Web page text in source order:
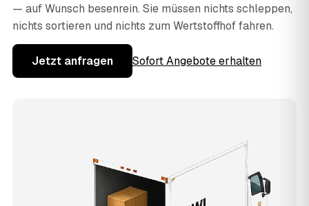
— auf Wunsch besenrein. Sie müssen nichts schleppen,
nichts sortieren und nichts zum Wertstoffhof fahren.
Jetzt anfragen Sofort Angebote erhalten